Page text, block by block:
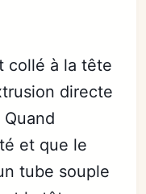
collé à la tête
directe
et que le
tube souple